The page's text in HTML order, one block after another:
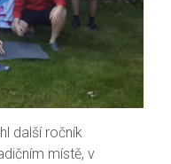
další ročník
místě, v